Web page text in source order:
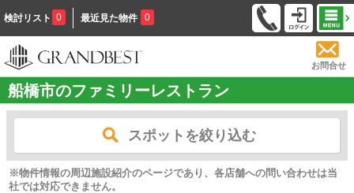
検討リスト 0 最近見た物件 0
お問合せ
船橋市のファミリーレストラン
スポットを絞り込む
※物件情報の周辺施設紹介のページであり、各店舗への問い合わせは当
社では対応できません。